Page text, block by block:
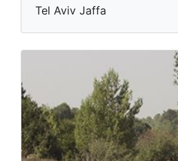
Tel Aviv Jaffa